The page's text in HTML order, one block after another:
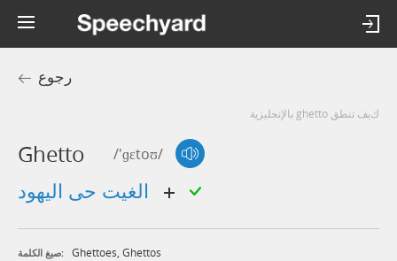
رجوع
كيف تنطق ghetto بالإنجليزية
Ghetto /'ɡɛtoʊ/
صيغ الكلمة: Ghettoes, Ghettos